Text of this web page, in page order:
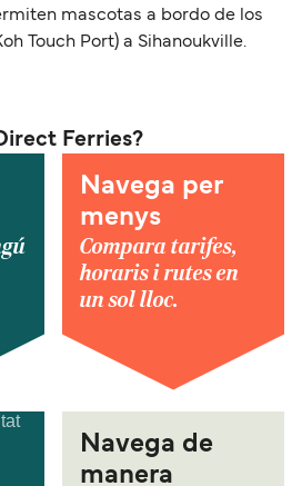
mascotas a bordo de los
Touch Port) a Sihanoukville.
Ferries?
Navega per
menys
Compara tarifes,
horaris i rutes en
un sol lloc.
Navega de
manera